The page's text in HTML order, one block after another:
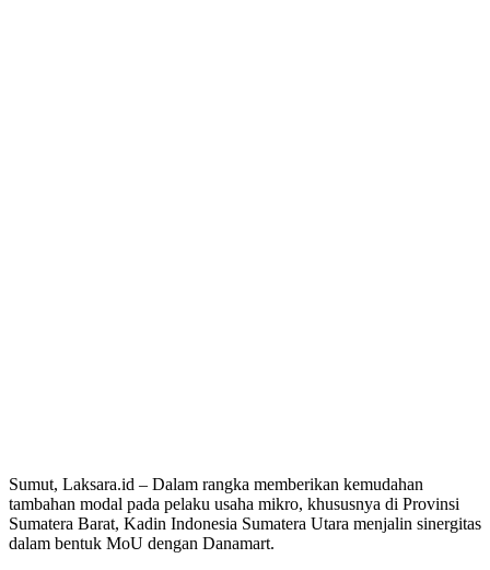
Sumut, Laksara.id – Dalam rangka memberikan kemudahan
tambahan modal pada pelaku usaha mikro, khususnya di Provinsi
Sumatera Barat, Kadin Indonesia Sumatera Utara menjalin sinergitas
dalam bentuk MoU dengan Danamart.